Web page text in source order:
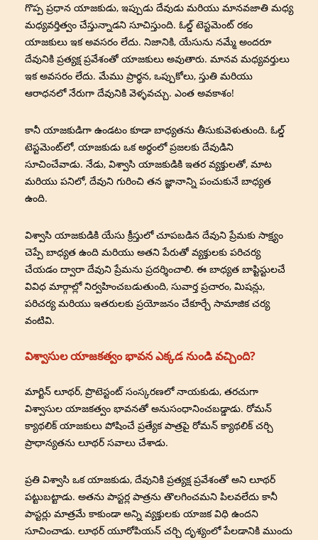
గొప్ప ప్రధాన యాజకుడు, ఇప్పుడు దేవుడు మరియు మానవజాతి మధ్య
మధ్యవర్తిత్వం చేస్తున్నాడని సూచిస్తుంది. ఓల్డ్ టెస్టమెంట్ రకం
యాజకులు ఇక అవసరం లేదు. నిజానికి, యేసును నమ్మే అందరూ
దేవునికి ప్రత్యక్ష ప్రవేశంతో యాజకులు అవుతారు. మానవ మధ్యవర్తులు
ఇక అవసరం లేదు. మేము ప్రార్థన, ఒప్పుకోలు, స్తుతి మరియు
ఆరాధనలో నేరుగా దేవునికి వెళ్ళవచ్చు. ఎంత అవకాశం!
కానీ యాజకుడిగా ఉండటం కూడా బాధ్యతను తీసుకువెళుతుంది. ఓల్డ్
టెస్టమెంట్‌లో, యాజకుడు ఒక అర్థంలో ప్రజలకు దేవుడిని
సూచించేవాడు. నేడు, విశ్వాసి యాజకుడికి ఇతర వ్యక్తులతో, మాట
మరియు పనిలో, దేవుని గురించి తన జ్ఞానాన్ని పంచుకునే బాధ్యత
ఉంది.
విశ్వాసి యాజకుడికి యేసు క్రీస్తులో చూపబడిన దేవుని ప్రేమకు సాక్ష్యం
చెప్పే బాధ్యత ఉంది మరియు అతని పేరుతో వ్యక్తులకు పరిచర్య
చేయడం ద్వారా దేవుని ప్రేమను ప్రదర్శించాలి. ఈ బాధ్యత బాప్టిస్టులచే
వివిధ మార్గాల్లో నిర్వహించబడుతుంది, సువార్త ప్రచారం, మిషన్లు,
పరిచర్య మరియు ఇతరులకు ప్రయోజనం చేకూర్చే సామాజిక చర్య
వంటివి.
విశ్వాసుల యాజకత్వం భావన ఎక్కడ నుండి వచ్చింది?
మార్టిన్ లూథర్, ప్రొటెస్టంట్ సంస్కరణలో నాయకుడు, తరచుగా
విశ్వాసుల యాజకత్వం భావనతో అనుసంధానించబడ్డాడు. రోమన్
క్యాథలిక్ యాజకులు పోషించే ప్రత్యేక పాత్రపై రోమన్ క్యాథలిక్ చర్చి
ప్రాధాన్యతను లూథర్ సవాలు చేశాడు.
ప్రతి విశ్వాసి ఒక యాజకుడు, దేవునికి ప్రత్యక్ష ప్రవేశంతో అని లూథర్
పట్టుబట్టాడు. అతను పాస్టర్ల పాత్రను తొలగించమని పిలవలేదు కానీ
పాస్టర్లు మాత్రమే కాకుండా అన్ని వ్యక్తులకు యాజక విధి ఉందని
సూచించాడు. లూథర్ యూరోపియన్ చర్చి దృశ్యంలో పేలడానికి ముందు